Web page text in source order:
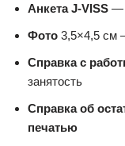
Анкета J-VISS —
Фото 3,5×4,5 см
Справка с
занятость
Справка об
печатью